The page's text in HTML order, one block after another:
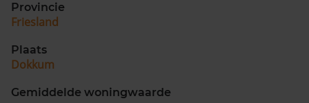
Provincie
Friesland
Plaats
Dokkum
Gemiddelde woningwaarde